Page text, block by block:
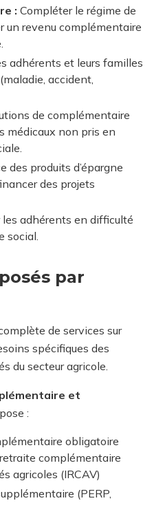
: Compléter le régime de
un revenu complémentaire
adhérents et leurs familles
accident,
de complémentaire
médicaux non pris en
des produits d’épargne
des projets
les adhérents en difficulté
social.
par
de services sur
spécifiques des
du secteur agricole.
et
:
obligatoire
complémentaire
agricoles (IRCAV)
(PERP,